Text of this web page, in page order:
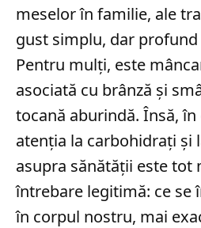
meselor în familie, ale
gust simplu, dar
Pentru mulți, este
asociată cu brânză și
tocană aburindă. Însă,
atenția la carbohidrați și
asupra sănătății este tot
întrebare legitimă: ce se
în corpul nostru, mai